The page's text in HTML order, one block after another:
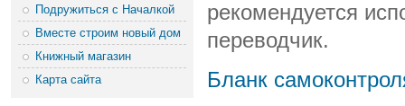
Подружиться с Началкой
Вместе строим новый дом
Книжный магазин
Карта сайта
рекомендуется
переводчик.
Бланк